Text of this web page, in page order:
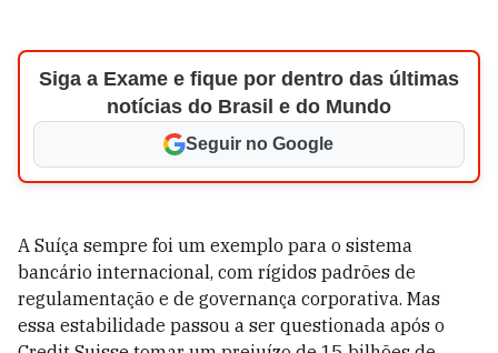
Siga a Exame e fique por dentro das últimas
notícias do Brasil e do Mundo
Seguir no Google
A Suíça sempre foi um exemplo para o sistema
bancário internacional, com rígidos padrões de
regulamentação e de governança corporativa. Mas
essa estabilidade passou a ser questionada após o